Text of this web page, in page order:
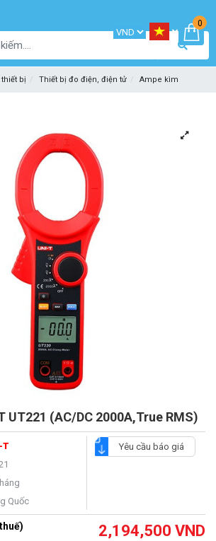
0
bị Thiết bị đo điện, điện tử Ampe kìm
UT221 (AC/DC 2000A,True RMS)
T
Quốc
Yêu cầu báo giá
2,194,500 VND